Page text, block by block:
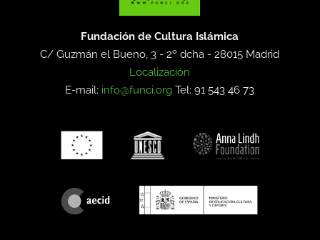
Fundación de Cultura Islámica
C/ Guzmán el Bueno, 3 - 2º dcha -28015 Madrid
Localización
E-mail: info@funci.org Tel: 91 543 46 73